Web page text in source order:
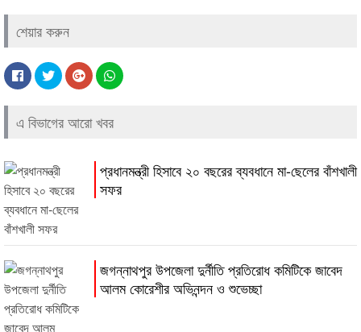
শেয়ার করুন
এ বিভাগের আরো খবর
প্রধানমন্ত্রী হিসাবে ২০ বছরের ব্যবধানে মা-ছেলের বাঁশখালী
সফর
জগন্নাথপুর উপজেলা দুর্নীতি প্রতিরোধ কমিটিকে জাবেদ
আলম কোরেশীর অভিনন্দন ও শুভেচ্ছা